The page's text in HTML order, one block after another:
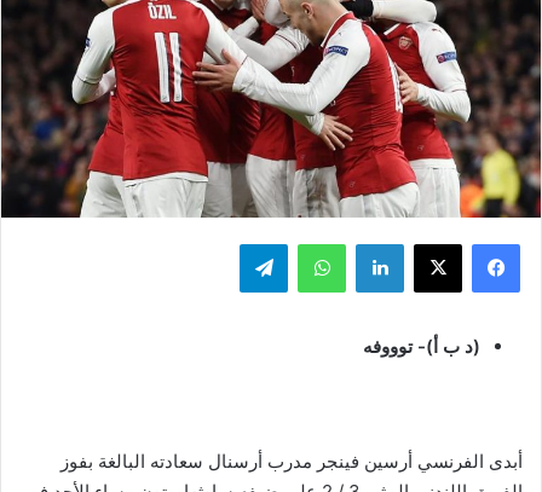
فيسبوك ‫X لينكدإن واتساب تيلقرام
(د ب أ)- توووفه
أبدى الفرنسي أرسين فينجر مدرب أرسنال سعادته البالغة بفوز